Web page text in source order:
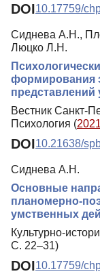
DOI10.17759/
Сиднева А.Н.,
Люцко Л.Н.
формирования
Вестник Санкт-
Психология (
DOI10.21638/
Сиднева А.Н.
Основные
планомерно-
умственных
Культурно-
С. 22–31)
DOI10.17759/